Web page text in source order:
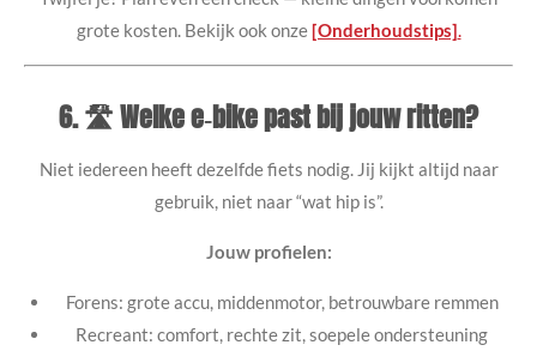
grote kosten. Bekijk ook onze[Onderhoudstips].
6. 🛣️ Welke e‑bike past bij jouw ritten?
Niet iedereen heeft dezelfde fiets nodig. Jij kijkt altijd naar
gebruik, niet naar “wat hip is”.
Jouw profielen:
Forens: grote accu, middenmotor, betrouwbare remmen
Recreant: comfort, rechte zit, soepele ondersteuning